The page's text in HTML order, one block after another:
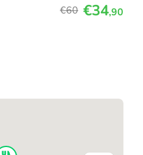
€60 €34,90